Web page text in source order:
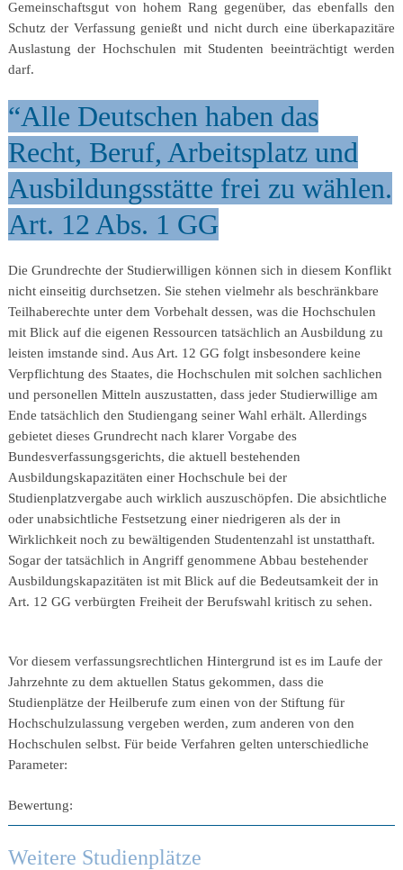
Gemeinschaftsgut von hohem Rang gegenüber, das ebenfalls den
Schutz der Verfassung genießt und nicht durch eine überkapazitäre
Auslastung der Hochschulen mit Studenten beeinträchtigt werden
darf.
“Alle Deutschen haben das
Recht, Beruf, Arbeitsplatz und
Ausbildungsstätte frei zu wählen.
Art. 12 Abs. 1 GG
Die Grundrechte der Studierwilligen können sich in diesem Konflikt
nicht einseitig durchsetzen. Sie stehen vielmehr als beschränkbare
Teilhaberechte unter dem Vorbehalt dessen, was die Hochschulen
mit Blick auf die eigenen Ressourcen tatsächlich an Ausbildung zu
leisten imstande sind. Aus Art. 12 GG folgt insbesondere keine
Verpflichtung des Staates, die Hochschulen mit solchen sachlichen
und personellen Mitteln auszustatten, dass jeder Studierwillige am
Ende tatsächlich den Studiengang seiner Wahl erhält. Allerdings
gebietet dieses Grundrecht nach klarer Vorgabe des
Bundesverfassungsgerichts, die aktuell bestehenden
Ausbildungskapazitäten einer Hochschule bei der
Studienplatzvergabe auch wirklich auszuschöpfen. Die absichtliche
oder unabsichtliche Festsetzung einer niedrigeren als der in
Wirklichkeit noch zu bewältigenden Studentenzahl ist unstatthaft.
Sogar der tatsächlich in Angriff genommene Abbau bestehender
Ausbildungskapazitäten ist mit Blick auf die Bedeutsamkeit der in
Art. 12 GG verbürgten Freiheit der Berufswahl kritisch zu sehen.
Vor diesem verfassungsrechtlichen Hintergrund ist es im Laufe der
Jahrzehnte zu dem aktuellen Status gekommen, dass die
Studienplätze der Heilberufe zum einen von der Stiftung für
Hochschulzulassung vergeben werden, zum anderen von den
Hochschulen selbst. Für beide Verfahren gelten unterschiedliche
Parameter:
Bewertung:
Weitere Studienplätze